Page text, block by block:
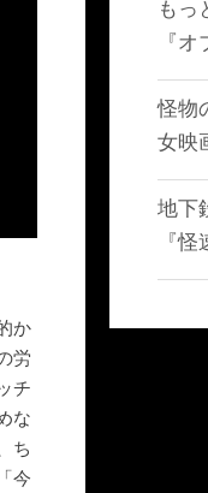
か
労
チ
な
ち
今
もっ
『
怪物
女映
地下
『